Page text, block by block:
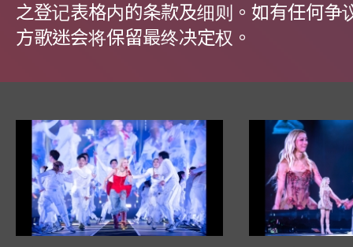
之登记表格内的条款及细则。如有任何争
方歌迷会将保留最终决定权。